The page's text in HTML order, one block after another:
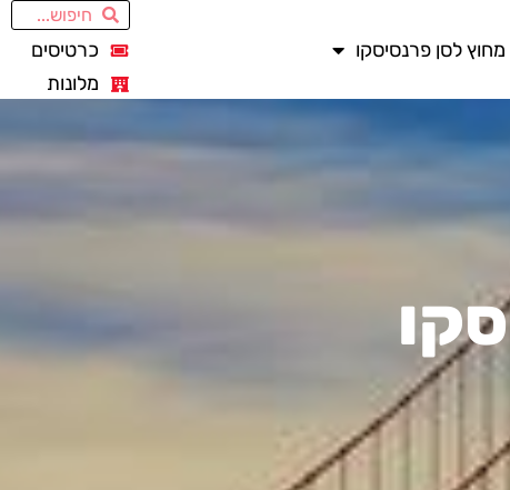
מחוץ לסן פרנסיסקו
כרטיסים
מלונות